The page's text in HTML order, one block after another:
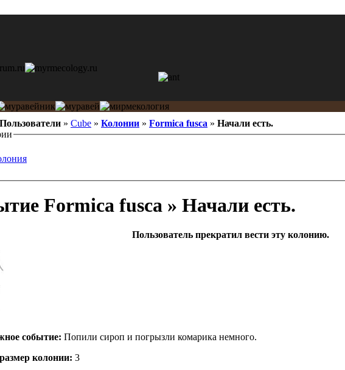
Пользователи » Cube » Колонии » Formica fusca » Начали есть.
Formica fusca » Начали есть.
Пользователь прекратил вести эту колонию.
событие: Попили сироп и погрызли комарика немного.
кoлонии: 3